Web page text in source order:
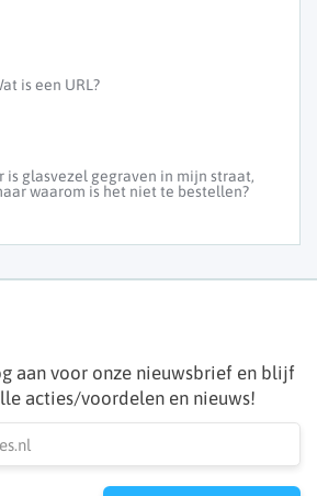
is een URL?
is glasvezel gegraven in mijn straat,
waarom is het niet te bestellen?
aan voor onze nieuwsbrief en blijf
acties/voordelen en nieuws!